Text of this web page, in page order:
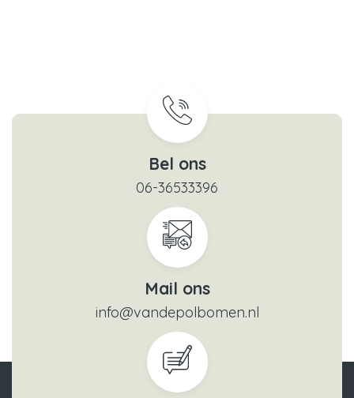
Bel ons
06-36533396
Mail ons
info@vandepolbomen.nl